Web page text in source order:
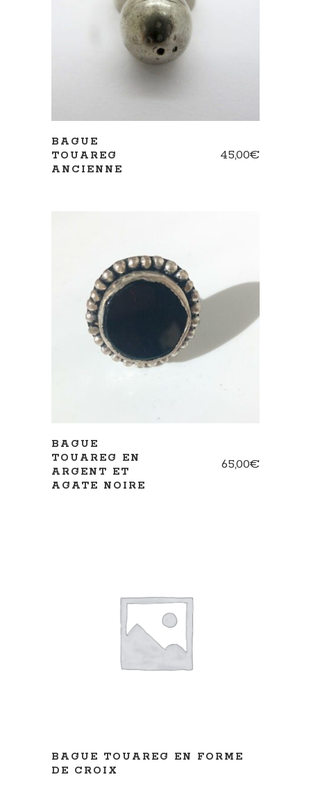
LIRE LA SUITE
BAGUE
TOUAREG
ANCIENNE
45,00€
AJOUTER AU PANIER
BAGUE
TOUAREG EN
ARGENT ET
AGATE NOIRE
65,00€
LIRE LA SUITE
BAGUE TOUAREG EN FORME
DE CROIX